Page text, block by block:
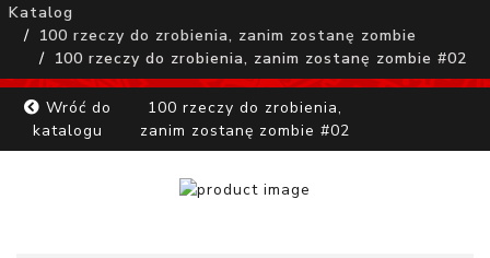
FAQ
Mangi
Katalog
100 rzeczy do zrobienia, zanim zostanę zombie
100 rzeczy do zrobienia, zanim zostanę zombie #02
Wróć do
katalogu
100 rzeczy do zrobienia,
zanim zostanę zombie #02